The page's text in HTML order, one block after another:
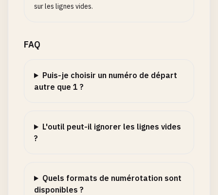
sur les lignes vides.
FAQ
Puis-je choisir un numéro de départ
autre que 1 ?
L'outil peut-il ignorer les lignes vides
?
Quels formats de numérotation sont
disponibles ?